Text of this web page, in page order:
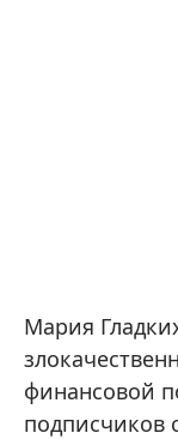
Мария
финансовой
подписчиков